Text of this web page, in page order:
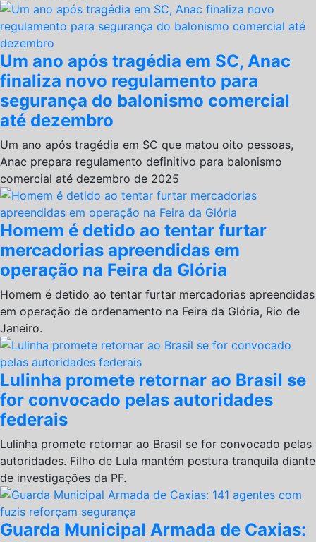
Um ano após tragédia em SC, Anac
finaliza novo regulamento para
segurança do balonismo comercial
até dezembro
Um ano após tragédia em SC que matou oito pessoas,
Anac prepara regulamento definitivo para balonismo
comercial até dezembro de 2025
Homem é detido ao tentar furtar
mercadorias apreendidas em
operação na Feira da Glória
Homem é detido ao tentar furtar mercadorias apreendidas
em operação de ordenamento na Feira da Glória, Rio de
Janeiro.
Lulinha promete retornar ao Brasil se
for convocado pelas autoridades
federais
Lulinha promete retornar ao Brasil se for convocado pelas
autoridades. Filho de Lula mantém postura tranquila diante
de investigações da PF.
Guarda Municipal Armada de Caxias: